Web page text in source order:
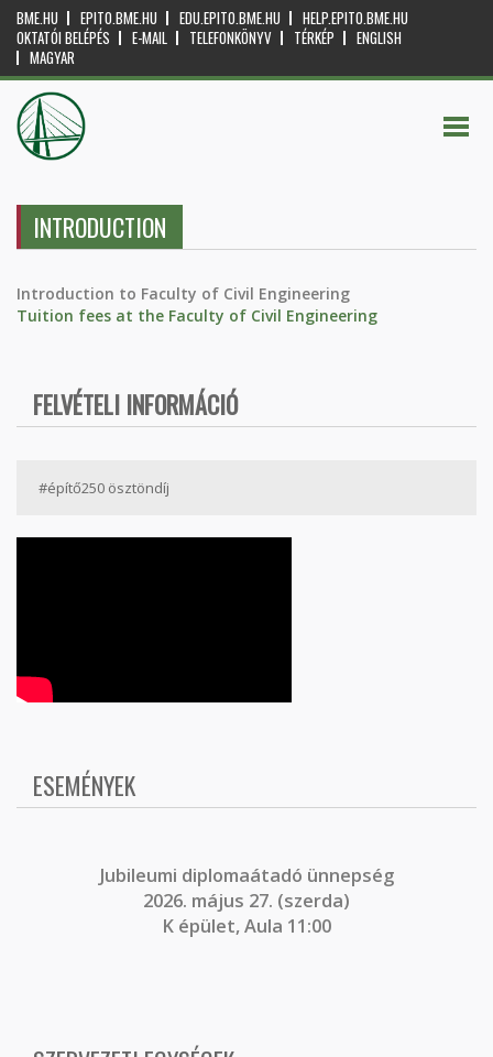
BME.HU EPITO.BME.HU EDU.EPITO.BME.HU
HELP.EPITO.BME.HU
OKTATÓI BELÉPÉS
E-MAIL TELEFONKÖNYV TÉRKÉP
ENGLISH
MAGYAR
INTRODUCTION
Introduction to Faculty of Civil Engineering
Tuition fees at the Faculty of Civil Engineering
FELVÉTELI INFORMÁCIÓ
#építő250 ösztöndíj
ESEMÉNYEK
Jubileumi diplomaátadó ünnepség
2026. május 27. (szerda)
K épület, Aula 11:00